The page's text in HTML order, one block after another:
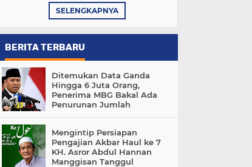
SELENGKAPNYA
BERITA TERBARU
Ditemukan Data Ganda
Hingga 6 Juta Orang,
Penerima MBG Bakal Ada
Penurunan Jumlah
Mengintip Persiapan
Pengajian Akbar Haul ke 7
KH. Asror Abdul Hannan
Manggisan Tanggul